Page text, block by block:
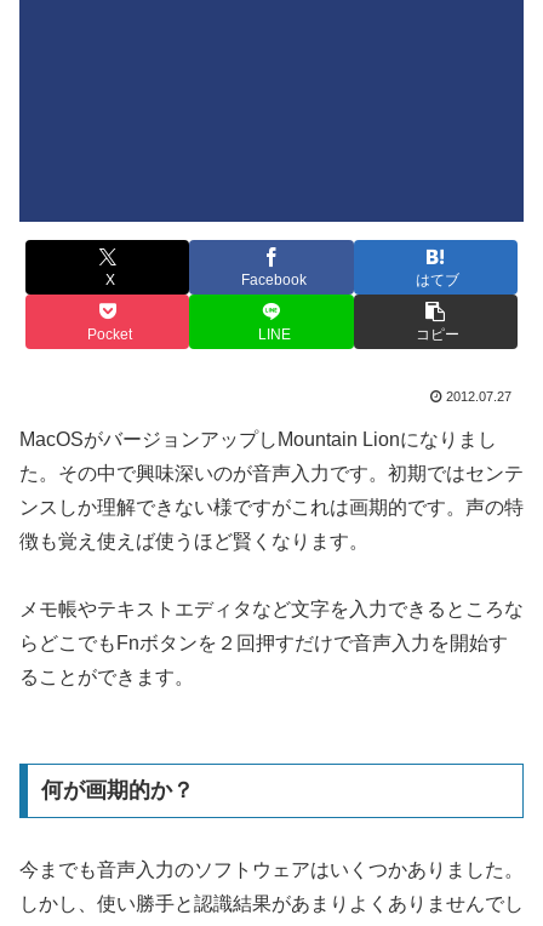
X Facebook はてブ
Pocket LINE コピー
2012.07.27
MacOSがバージョンアップしMountain Lionになりまし
た。その中で興味深いのが音声入力です。初期ではセンテ
ンスしか理解できない様ですがこれは画期的です。声の特
徴も覚え使えば使うほど賢くなります。
メモ帳やテキストエディタなど文字を入力できるところな
らどこでもFnボタンを２回押すだけで音声入力を開始す
ることができます。
何が画期的か？
今までも音声入力のソフトウェアはいくつかありました。
しかし、使い勝手と認識結果があまりよくありませんでし